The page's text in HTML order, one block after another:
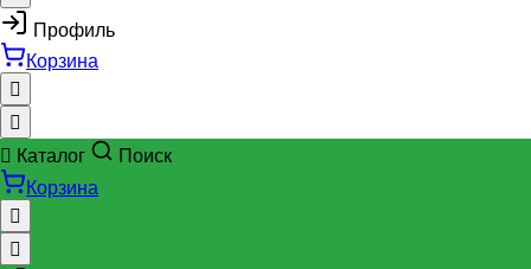
Профиль
Корзина
Каталог
Поиск
Корзина